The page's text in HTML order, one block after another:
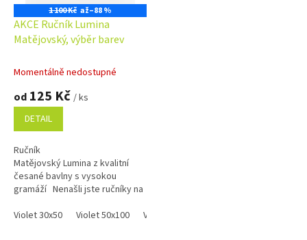
1 100 Kč až–88 %
AKCE Ručník Lumina
Matějovský, výběr barev
Momentálně nedostupné
od 125 Kč / ks
DETAIL
Ručník
Matějovský Lumina z kvalitní
česané bavlny s vysokou
gramáží Nenašli jste ručníky na
mrknout na skladové zásoby...
Violet 30x50 Violet 50x100 Violet 70x140